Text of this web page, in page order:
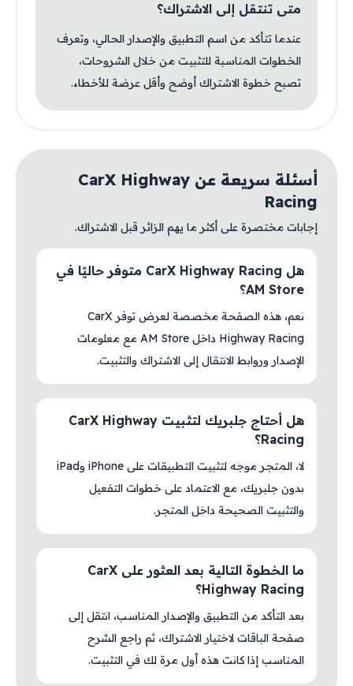
متى تنتقل إلى الاشتراك؟
عندما تتأكد من اسم التطبيق والإصدار الحالي، وتعرف
الخطوات المناسبة للتثبيت من خلال الشروحات،
تصبح خطوة الاشتراك أوضح وأقل عرضة للأخطاء.
أسئلة سريعة عن CarX Highway
Racing
إجابات مختصرة على أكثر ما يهم الزائر قبل الاشتراك.
هل CarX Highway Racing متوفر حاليًا في
AM Store؟
نعم، هذه الصفحة مخصصة لعرض توفر CarX
Highway Racing داخل AM Store مع معلومات
الإصدار وروابط الانتقال إلى الاشتراك والتثبيت.
هل أحتاج جلبريك لتثبيت CarX Highway
Racing؟
لا، المتجر موجه لتثبيت التطبيقات على iPhone وiPad
بدون جلبريك، مع الاعتماد على خطوات التفعيل
والتثبيت الصحيحة داخل المتجر.
ما الخطوة التالية بعد العثور على CarX
Highway Racing؟
بعد التأكد من التطبيق والإصدار المناسب، انتقل إلى
صفحة الباقات لاختيار الاشتراك، ثم راجع الشرح
المناسب إذا كانت هذه أول مرة لك في التثبيت.